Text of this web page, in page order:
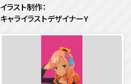
イラスト制作：
キャライラストデザイナーY